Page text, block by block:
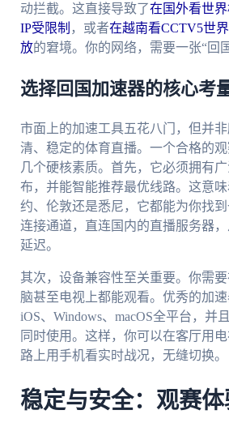
动拦截。这直接导致了在国外看世
IP受限制 ，或者在越南看CCTV5世
放的窘境。你的网络，需要一张“回
选择回国加速器的核心考
市面上的加速工具五花八门，但并
清、稳定的体育直播。一个合格的
几个硬核素质。首先，它必须拥有
布，并能智能推荐最优线路。这意
约、伦敦还是悉尼，它都能为你找
连接通道，直连国内的直播服务器
延迟。
其次，设备兼容性至关重要。你需
脑甚至电视上都能观看。优秀的加速
iOS、Windows、macOS全平台，并
同时使用。这样，你可以在客厅用
路上用手机看实时战况，无缝切换。
稳定与安全：观赛